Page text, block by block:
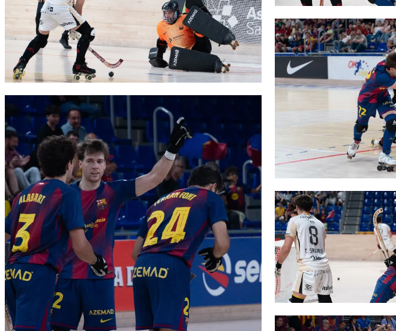
FC Barcelona club badge
FC Barcelona club badge
FC Barcelona club badge
FC Barcelona club badge